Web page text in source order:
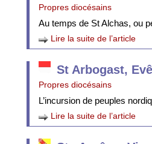
Propres diocésains
Au temps de St Alchas, ou
Lire la suite de l’article
St Arbogast,
Propres diocésains
L’incursion de peuples
Lire la suite de l’article